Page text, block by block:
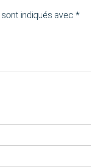
indiqués avec *